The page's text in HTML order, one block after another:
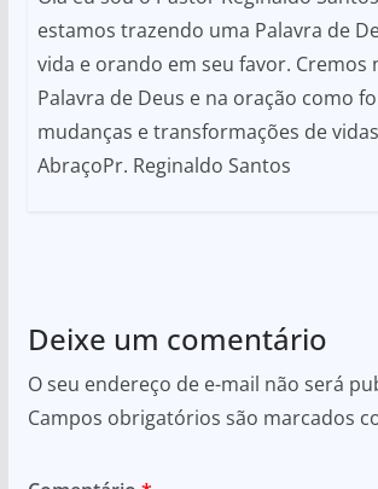
estamos trazendo uma Palavra de
vida e orando em seu favor. Cremos
Palavra de Deus e na oração como
mudanças e transformações de
AbraçoPr. Reginaldo Santos
Deixe um comentário
O seu endereço de e-mail não será
Campos obrigatórios são marcados